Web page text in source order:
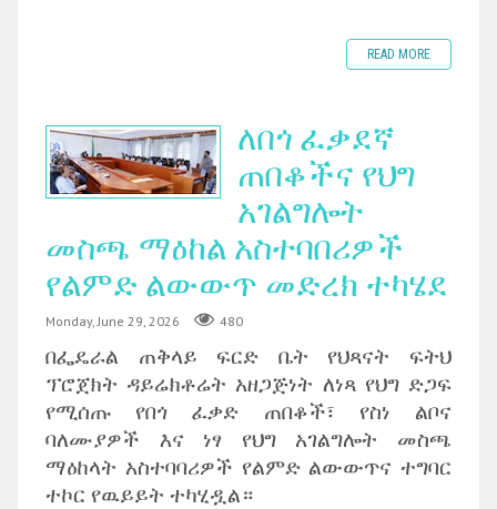
READ MORE
ለበጎ ፈቃደኛ
ጠበቆችና የህግ
አገልግሎት
መስጫ ማዕከል አስተባበሪዎች
የልምድ ልውውጥ መድረክ ተካሄደ
Monday, June 29, 2026 480
በፌዴራል ጠቅላይ ፍርድ ቤት የህጻናት ፍትህ
ፕሮጀክት ዳይሬክቶሬት አዘጋጅነት ለነጻ የህግ ድጋፍ
የሚሰጡ የበጎ ፈቃድ ጠበቆች፣ የስነ ልቦና
ባለሙያዎች እና ነፃ የህግ አገልግሎት መስጫ
ማዕከላት አስተባባሪዎች የልምድ ልውውጥና ተግባር
ተኮር የዉይይት ተካሂዷል።